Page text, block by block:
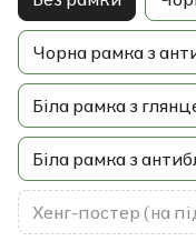
Чорна рамка з
Біла рамка з
Біла рамка з
Хенг-постер (на